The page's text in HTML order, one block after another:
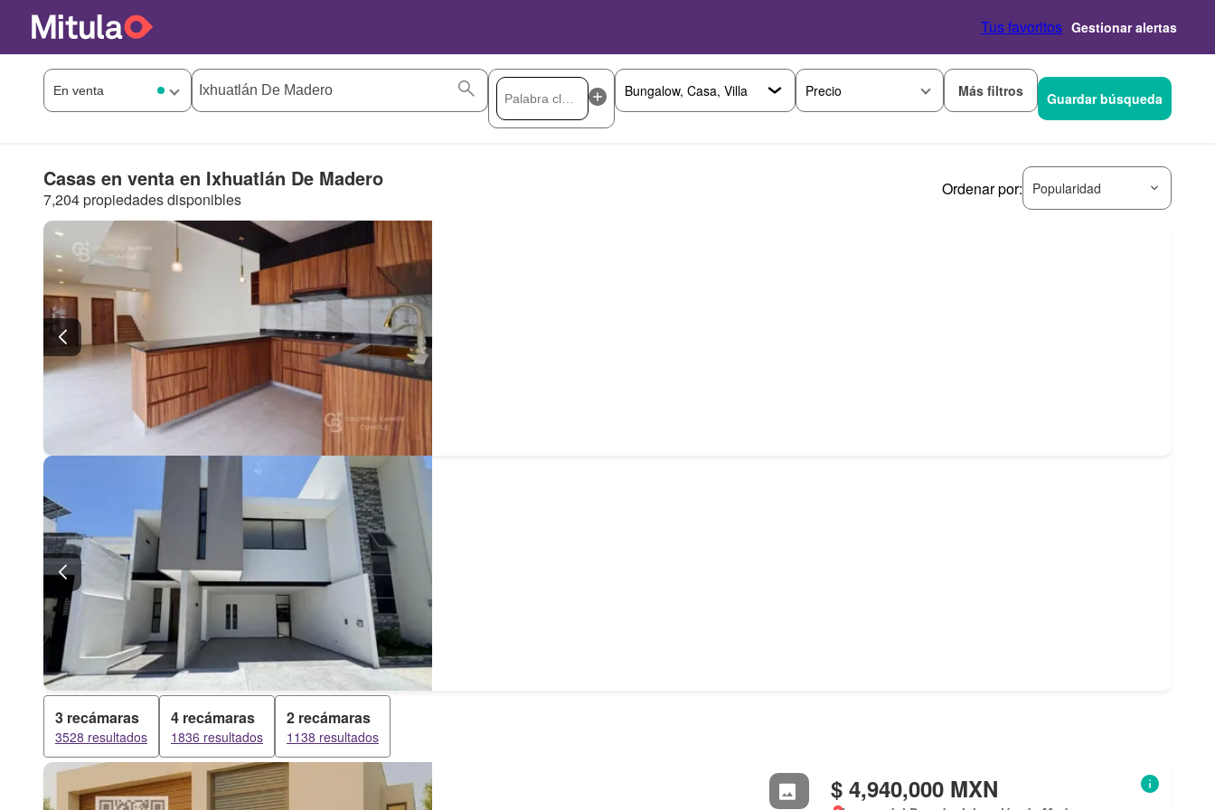
Tus favoritos Gestionar alertas
Precio Más filtros Guardar búsqueda
Casas en venta en Ixhuatlán De Madero
7,204 propiedades disponibles
Ordenar por: Popularidad
3 recámaras
3528 resultados
4 recámaras
1836 resultados
2 recámaras
1138 resultados
$ 4,940,000 MXN